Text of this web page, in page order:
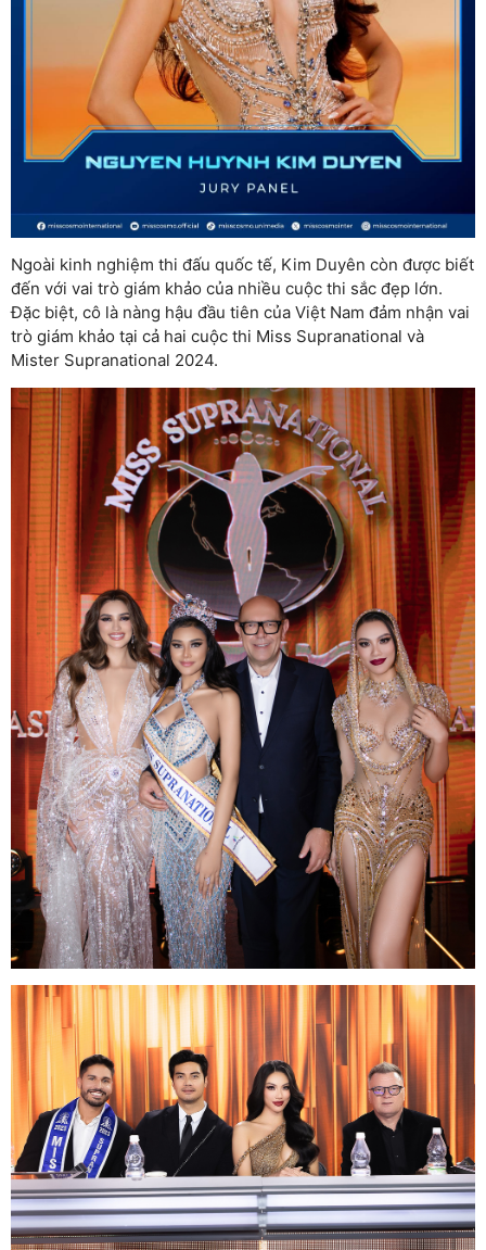
Ngoài kinh nghiệm thi đấu quốc tế, Kim Duyên còn được biết
đến với vai trò giám khảo của nhiều cuộc thi sắc đẹp lớn.
Đặc biệt, cô là nàng hậu đầu tiên của Việt Nam đảm nhận vai
trò giám khảo tại cả hai cuộc thi Miss Supranational và
Mister Supranational 2024.